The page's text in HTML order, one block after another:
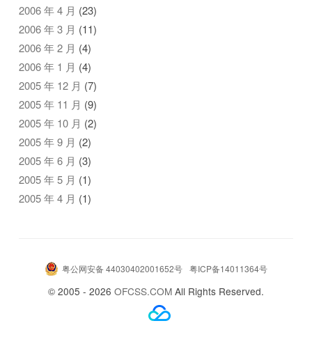
2006 年 4 月 (23)
2006 年 3 月 (11)
2006 年 2 月 (4)
2006 年 1 月 (4)
2005 年 12 月 (7)
2005 年 11 月 (9)
2005 年 10 月 (2)
2005 年 9 月 (2)
2005 年 6 月 (3)
2005 年 5 月 (1)
2005 年 4 月 (1)
粤公网安备 44030402001652号 粤ICP备14011364号
© 2005 - 2026 OFCSS.COM All Rights Reserved.